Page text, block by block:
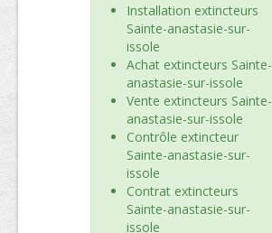
Installation extincteurs
Sainte-anastasie-sur-
issole
Achat extincteurs Sainte-
anastasie-sur-issole
Vente extincteurs Sainte-
anastasie-sur-issole
Contrôle extincteur
Sainte-anastasie-sur-
issole
Contrat extincteurs
Sainte-anastasie-sur-
issole